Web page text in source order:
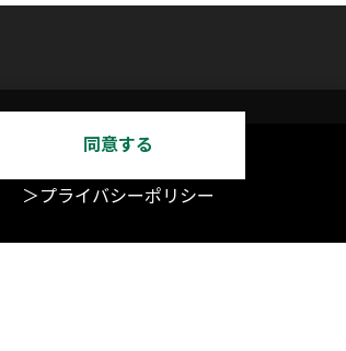
同意する
＞プライバシーポリシー